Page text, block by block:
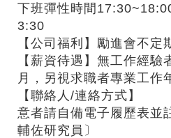
下班彈性時間
3:30
【公司福利】勵進會不定
【薪資待遇】無工作經
月，另視求職者專業工作
【聯絡人/連絡方式】
意者請自備電子履歷表並
輔佐研究員〕